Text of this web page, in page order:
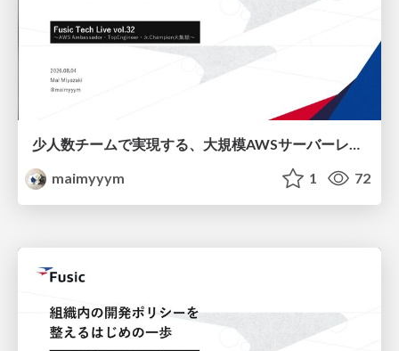
少人数チームで実現する、大規模AWSサーバーレス基盤における"揺らがない"信頼性運用
maimyyym
1 72